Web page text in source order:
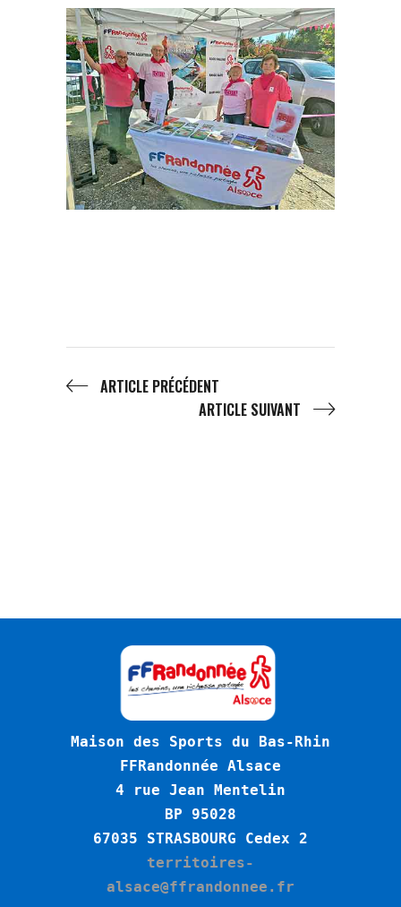
ARTICLE PRÉCÉDENT
ARTICLE SUIVANT
Maison des Sports du Bas-Rhin
FFRandonnée Alsace
4 rue Jean Mentelin
BP 95028
67035 STRASBOURG Cedex 2
territoires-
alsace@ffrandonnee.fr